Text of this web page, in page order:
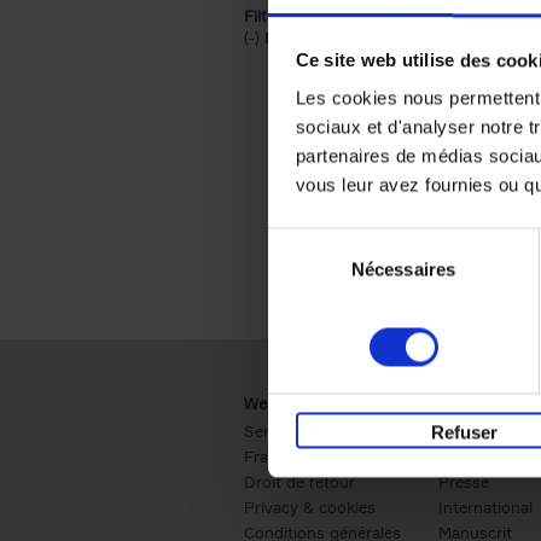
Ce site web utilise des
Les cookies nous
sociaux et d'analyser notre
partenaires de médias
vous leur avez fournies ou
Nécessaires
Refuser
Filtrer sur une catégorie racine
(-) Remove Économie & Management
Économie & Management
Webshop
Service clients
Frais de livraison
Droit de retour
Privacy & cookies
Conditions générales
Ventes
Presse
International
Manuscrit